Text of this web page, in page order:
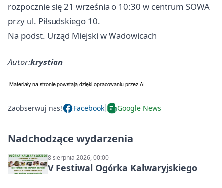
rozpocznie się 21 września o 10:30 w centrum SOWA
przy ul. Piłsudskiego 10.
Na podst. Urząd Miejski w Wadowicach
Autor:krystian
Zaobserwuj nas! Facebook Google News
Nadchodzące wydarzenia
8 sierpnia 2026, 00:00
V Festiwal Ogórka Kalwaryjskiego